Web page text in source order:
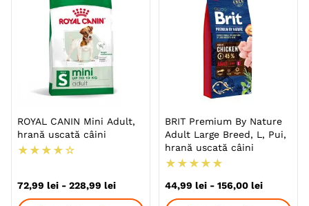
ROYAL CANIN Mini Adult,
hrană uscată câini
★ ★ ★ ★ ☆
72,99 lei - 228,99 lei
BRIT Premium By Nature
Adult Large Breed, L, Pui,
hrană uscată câini
★ ★ ★ ★ ★
44,99 lei - 156,00 lei